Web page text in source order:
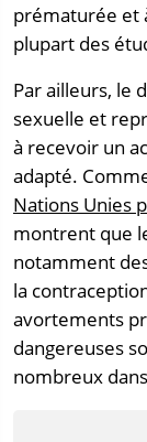
prématurée et
plupart des
Par ailleurs, le
sexuelle et
à recevoir un
adapté.
Nations Unies
montrent que
notamment
la
avortements
dangereuses
nombreux